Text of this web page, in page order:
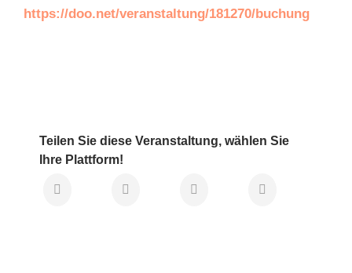
https://doo.net/veranstaltung/181270/buchung
Teilen Sie diese Veranstaltung, wählen Sie
Ihre Plattform!